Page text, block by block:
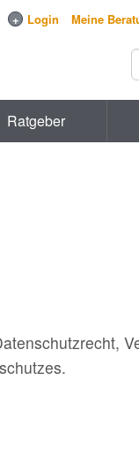
+ Login Meine
Ratgeber